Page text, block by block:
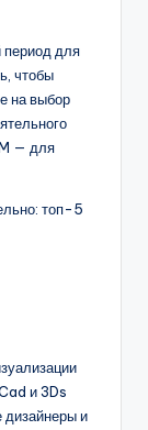
период для
чтобы
на выбор
— для
и 3Ds
дизайнеры и